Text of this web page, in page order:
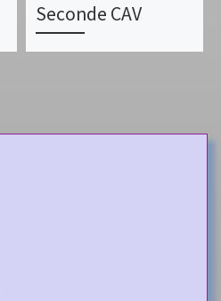
Seconde CAV